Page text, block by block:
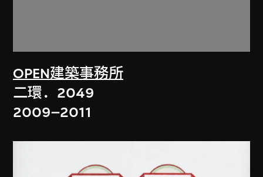
OPEN建築事務所
二環．2049
2009–2011